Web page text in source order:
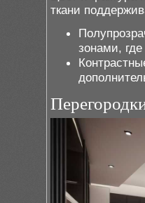
ткани
зонами, где